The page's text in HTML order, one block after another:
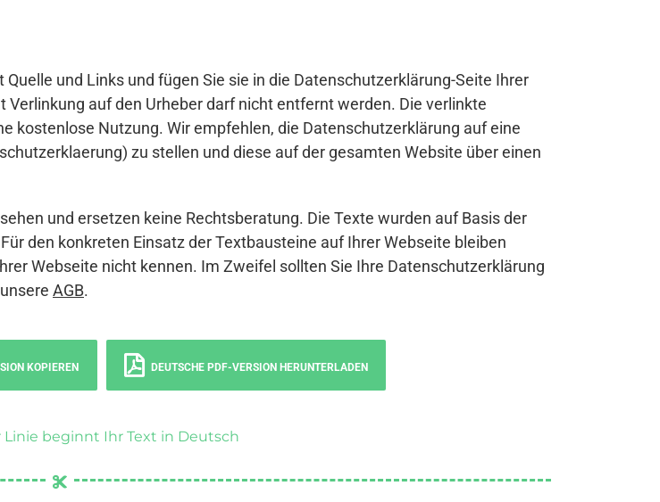
Quelle und Links und fügen Sie sie in die Datenschutzerklärung-Seite Ihrer
auf den Urheber darf nicht entfernt werden. Die verlinkte
kostenlose Nutzung. Wir empfehlen, die Datenschutzerklärung auf eine
zu stellen und diese auf der gesamten Website über einen
und ersetzen keine Rechtsberatung. Die Texte wurden auf Basis der
den konkreten Einsatz der Textbausteine auf Ihrer Webseite bleiben
Webseite nicht kennen. Im Zweifel sollten Sie Ihre Datenschutzerklärung
AGB.
KOPIEREN DEUTSCHE PDF-VERSION HERUNTERLADEN
beginnt Ihr Text in Deutsch